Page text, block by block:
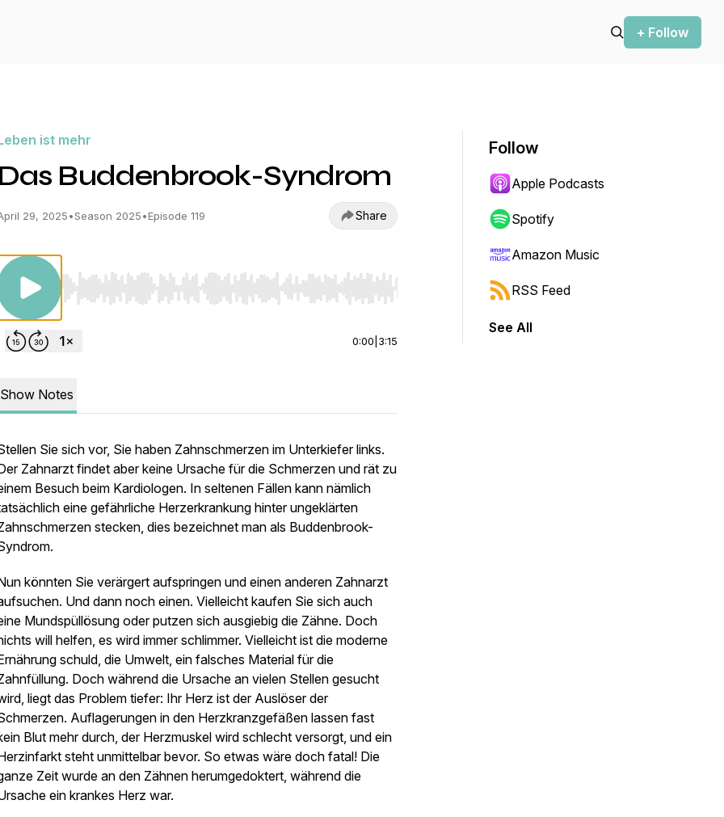
+ Follow
ist mehr
Das Buddenbrook-Syndrom
29, 2025•Season 2025•Episode 119 Share
Use Left/Right to seek, Home/End to jump to start or end. Hold shift to jump forward or backward.
0:00 3:15
Show Notes
Sie sich vor, Sie haben Zahnschmerzen im Unterkiefer links.
Zahnarzt findet aber keine Ursache für die Schmerzen und rät zu
Besuch beim Kardiologen. In seltenen Fällen kann nämlich
eine gefährliche Herzerkrankung hinter ungeklärten
stecken, dies bezeichnet man als Buddenbrook-
könnten Sie verärgert aufspringen und einen anderen Zahnarzt
Und dann noch einen. Vielleicht kaufen Sie sich auch
Mundspüllösung oder putzen sich ausgiebig die Zähne. Doch
will helfen, es wird immer schlimmer. Vielleicht ist die moderne
schuld, die Umwelt, ein falsches Material für die
Doch während die Ursache an vielen Stellen gesucht
liegt das Problem tiefer: Ihr Herz ist der Auslöser der
Auflagerungen in den Herzkranzgefäßen lassen fast
Blut mehr durch, der Herzmuskel wird schlecht versorgt, und ein
steht unmittelbar bevor. So etwas wäre doch fatal! Die
Zeit wurde an den Zähnen herumgedoktert, während die
ein krankes Herz war.
Follow
Apple Podcasts
Spotify
Amazon Music
RSS Feed
See All